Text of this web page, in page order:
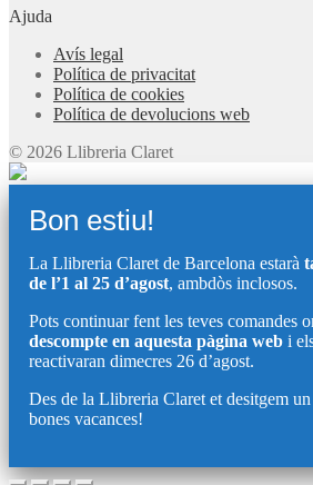
Ajuda
Avís legal
Política de privacitat
Política de cookies
Política de devolucions web
© 2026 Llibreria Claret
Bon estiu!
La Llibreria Claret de Barcelona estarà
de l’1 al 25 d’agost, ambdòs inclosos.
Pots continuar fent les teves comandes
descompte en aquesta pàgina web i
reactivaran dimecres 26 d’agost.
Des de la Llibreria Claret et desitgem
bones vacances!